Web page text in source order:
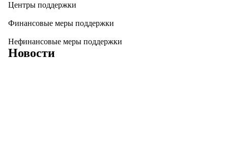
Центры поддержки
Финансовые меры поддержки
Нефинансовые меры поддержки
Новости